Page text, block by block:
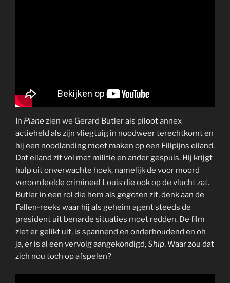
In Planezien we Gerard Butler als piloot annex
actieheld als zijn vliegtuig in noodweer terechtkomt en
hij een noodlanding moet maken op een Filipijns eiland.
Dat eiland zit vol met militie en ander gespuis. Hij krijgt
hulp uit onverwachte hoek, namelijk de voor moord
veroordeelde crimineel Louis die ook op de vlucht zat.
Butler in een rol die hem als gegoten zit, denk aan de
Fallen-reeks waar hij als geheim agent steeds de
president uit benarde situaties moet redden. De film
ziet er gelikt uit, is spannend en onderhoudend en oh
ja, er is al een vervolg aangekondigd,Ship. Waar zou dat
zich nou toch op afspelen?